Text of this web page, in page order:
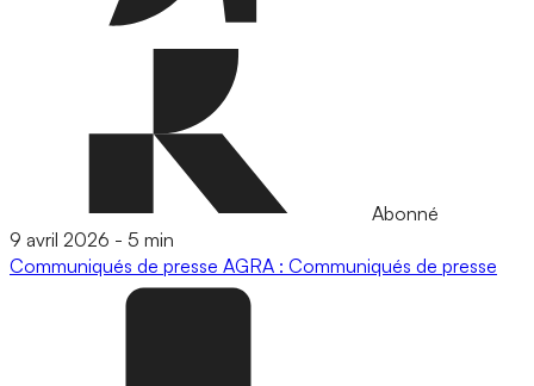
Abonné
9 avril 2026 - 5 min
Communiqués de presse AGRA : Communiqués de presse